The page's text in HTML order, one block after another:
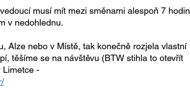
musí mít mezi směnami alespoň 7 hodin
v nedohlednu.
Alze nebo v Místě, tak konečně rozjela vlastní
těšíme se na návštěvu (BTW stihla to otevřít
Limetce -